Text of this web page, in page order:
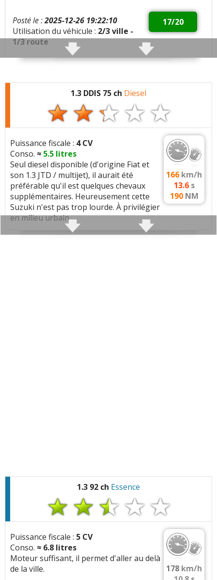
17/20
Posté le :2025-12-26 19:22:10
Utilisation du véhicule : 2/3 ville -
1/3 route
Démarre tous les matins
Bonne reprise grâce au turbo
L alternateur a lâché à plus de 200.000
Le train avant et suspensions sont fatigués
aujourd’hui
Consommation moyenne :5,5 litres
Problèmes rencontrés :Alternateur
Rotule
Thermostat à 288.000
1.3 DDIS 75 ch Diesel
166 km/h
13.6 s
190 NM
Puissance fiscale : 4 CV
Conso. ≈ 5.5 litres
Seul diesel disponible (d'origine Fiat et
son 1.3 JTD / multijet), il aurait été
préférable qu'il est quelques chevaux
supplémentaires. Heureusement cette
Suzuki n'est pas trop lourde. À privilégier
en milieu urbain
Suralimentation:1 turbo(s), Turbo simple
(geometrie fixe)
Distribution: Chaine
Arbres a cames:Double ACT (liaison entre
Normes:Euro 4
EGR:EGR haute pression (HP)
FAP:oui
1.3 92 ch Essence
178 km/h
Puissance fiscale : 5 CV
Conso. ≈ 6.8 litres
Moteur suffisant, il permet d'aller au delà
de la ville.